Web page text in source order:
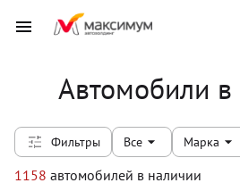
Автомобили в
Фильтры Все Марка
1158 автомобилей в наличии